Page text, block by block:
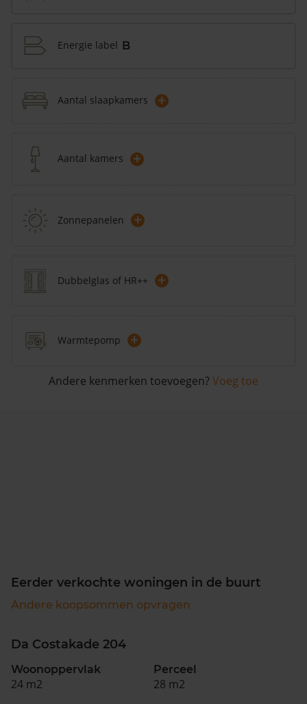
Energie label B
Aantal slaapkamers +
Aantal kamers +
Zonnepanelen +
Dubbelglas of HR++ +
Warmtepomp +
Andere kenmerken toevoegen? Voeg toe
Eerder verkochte woningen in de buurt
Andere koopsommen opvragen
Da Costakade 204
Woonoppervlak
24 m2
Perceel
28 m2